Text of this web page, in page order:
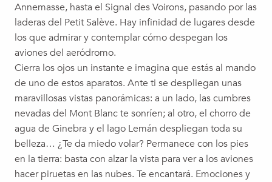
Annemasse, hasta el Signal des Voirons, pasando por las
laderas del Petit Salève. Hay infinidad de lugares desde
los que admirar y contemplar cómo despegan los
aviones del aeródromo.
Cierra los ojos un instante e imagina que estás al mando
de uno de estos aparatos. Ante ti se despliegan unas
maravillosas vistas panorámicas: a un lado, las cumbres
nevadas del Mont Blanc te sonríen; al otro, el chorro de
agua de Ginebra y el lago Lemán despliegan toda su
belleza… ¿Te da miedo volar? Permanece con los pies
en la tierra: basta con alzar la vista para ver a los aviones
hacer piruetas en las nubes. Te encantará. Emociones y